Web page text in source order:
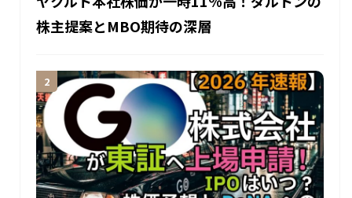
株主提案とMBO期待の深層